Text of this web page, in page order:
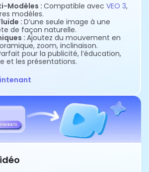
Modèles : Compatible avec VEO 3,
modèles.
: D’une seule image à une
de façon naturelle.
: Ajoutez du mouvement en
zoom, inclinaison.
pour la publicité, l’éducation,
et les présentations.